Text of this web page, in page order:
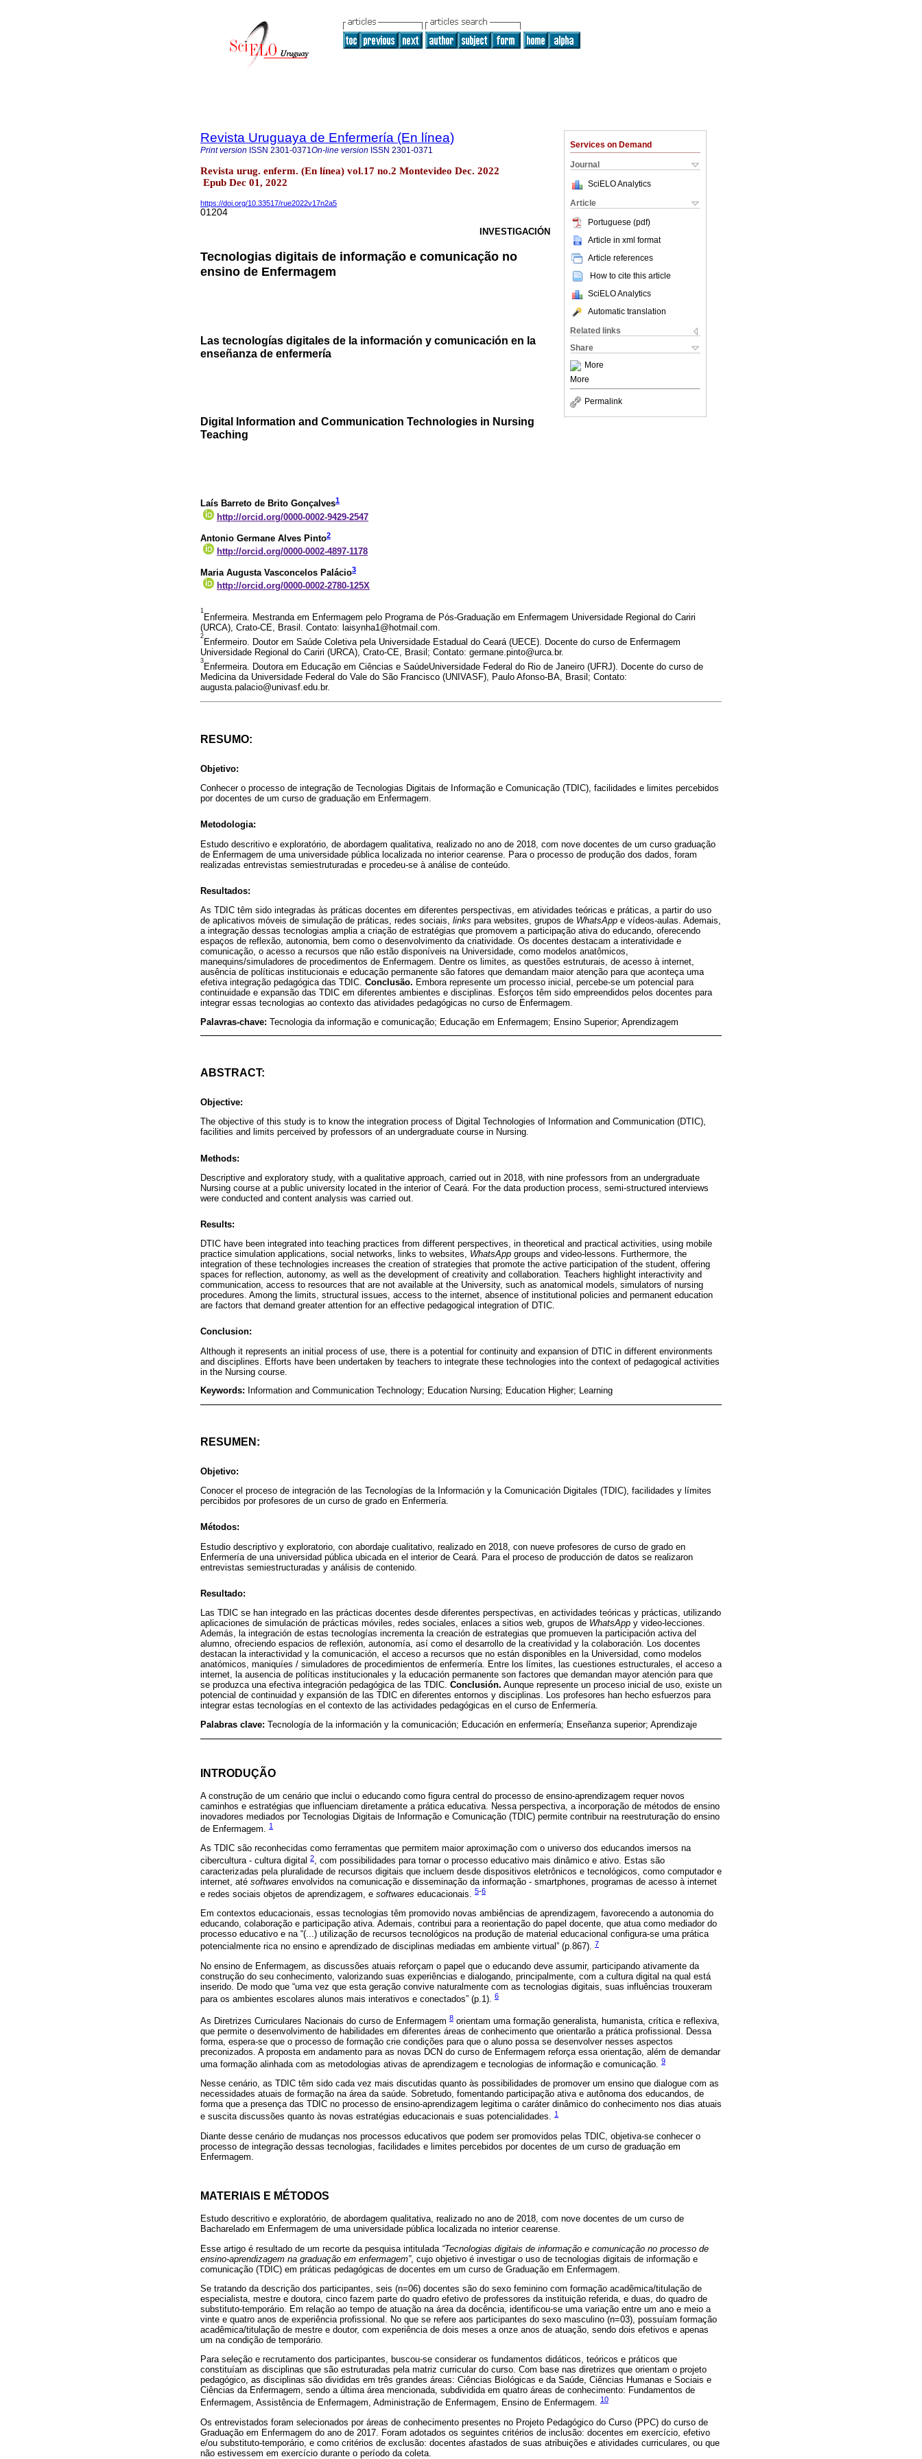
Services on Demand
Journal
SciELO Analytics
Article
Portuguese (pdf)
Article in xml format
Article references
How to cite this article
SciELO Analytics
Automatic translation
Related links
Share
More
More
Permalink
Revista Uruguaya de Enfermería (En línea)
Print version ISSN 2301-0371On-line version ISSN 2301-0371
Revista urug. enferm. (En línea) vol.17 no.2 Montevideo Dec. 2022
Epub Dec 01, 2022
https://doi.org/10.33517/rue2022v17n2a5
01204
INVESTIGACIÓN
Tecnologias digitais de informação e comunicação no
ensino de Enfermagem
Las tecnologías digitales de la información y comunicación en la
enseñanza de enfermería
Digital Information and Communication Technologies in Nursing
Teaching
Laís Barreto de Brito Gonçalves1
http://orcid.org/0000-0002-9429-2547
Antonio Germane Alves Pinto2
http://orcid.org/0000-0002-4897-1178
Maria Augusta Vasconcelos Palácio3
http://orcid.org/0000-0002-2780-125X
1
Enfermeira. Mestranda em Enfermagem pelo Programa de Pós-Graduação em Enfermagem Universidade Regional do Cariri
(URCA), Crato-CE, Brasil. Contato: laisynha1@hotmail.com.
2
Enfermeiro. Doutor em Saúde Coletiva pela Universidade Estadual do Ceará (UECE). Docente do curso de Enfermagem
Universidade Regional do Cariri (URCA), Crato-CE, Brasil; Contato: germane.pinto@urca.br.
3
Enfermeira. Doutora em Educação em Ciências e SaúdeUniversidade Federal do Rio de Janeiro (UFRJ). Docente do curso de
Medicina da Universidade Federal do Vale do São Francisco (UNIVASF), Paulo Afonso-BA, Brasil; Contato:
augusta.palacio@univasf.edu.br.
RESUMO:
Objetivo:
Conhecer o processo de integração de Tecnologias Digitais de Informação e Comunicação (TDIC), facilidades e limites percebidos
por docentes de um curso de graduação em Enfermagem.
Metodologia:
Estudo descritivo e exploratório, de abordagem qualitativa, realizado no ano de 2018, com nove docentes de um curso graduação
de Enfermagem de uma universidade pública localizada no interior cearense. Para o processo de produção dos dados, foram
realizadas entrevistas semiestruturadas e procedeu-se à análise de conteúdo.
Resultados:
As TDIC têm sido integradas às práticas docentes em diferentes perspectivas, em atividades teóricas e práticas, a partir do uso
de aplicativos móveis de simulação de práticas, redes sociais, links para websites, grupos de WhatsApp e vídeos-aulas. Ademais,
a integração dessas tecnologias amplia a criação de estratégias que promovem a participação ativa do educando, oferecendo
espaços de reflexão, autonomia, bem como o desenvolvimento da criatividade. Os docentes destacam a interatividade e
comunicação, o acesso a recursos que não estão disponíveis na Universidade, como modelos anatômicos,
manequins/simuladores de procedimentos de Enfermagem. Dentre os limites, as questões estruturais, de acesso à internet,
ausência de políticas institucionais e educação permanente são fatores que demandam maior atenção para que aconteça uma
efetiva integração pedagógica das TDIC. Conclusão. Embora represente um processo inicial, percebe-se um potencial para
continuidade e expansão das TDIC em diferentes ambientes e disciplinas. Esforços têm sido empreendidos pelos docentes para
integrar essas tecnologias ao contexto das atividades pedagógicas no curso de Enfermagem.
Palavras-chave: Tecnologia da informação e comunicação; Educação em Enfermagem; Ensino Superior; Aprendizagem
ABSTRACT:
Objective:
The objective of this study is to know the integration process of Digital Technologies of Information and Communication (DTIC),
facilities and limits perceived by professors of an undergraduate course in Nursing.
Methods:
Descriptive and exploratory study, with a qualitative approach, carried out in 2018, with nine professors from an undergraduate
Nursing course at a public university located in the interior of Ceará. For the data production process, semi-structured interviews
were conducted and content analysis was carried out.
Results:
DTIC have been integrated into teaching practices from different perspectives, in theoretical and practical activities, using mobile
practice simulation applications, social networks, links to websites, WhatsApp groups and video-lessons. Furthermore, the
integration of these technologies increases the creation of strategies that promote the active participation of the student, offering
spaces for reflection, autonomy, as well as the development of creativity and collaboration. Teachers highlight interactivity and
communication, access to resources that are not available at the University, such as anatomical models, simulators of nursing
procedures. Among the limits, structural issues, access to the internet, absence of institutional policies and permanent education
are factors that demand greater attention for an effective pedagogical integration of DTIC.
Conclusion:
Although it represents an initial process of use, there is a potential for continuity and expansion of DTIC in different environments
and disciplines. Efforts have been undertaken by teachers to integrate these technologies into the context of pedagogical activities
in the Nursing course.
Keywords: Information and Communication Technology; Education Nursing; Education Higher; Learning
RESUMEN:
Objetivo:
Conocer el proceso de integración de las Tecnologías de la Información y la Comunicación Digitales (TDIC), facilidades y límites
percibidos por profesores de un curso de grado en Enfermería.
Métodos:
Estudio descriptivo y exploratorio, con abordaje cualitativo, realizado en 2018, con nueve profesores de curso de grado en
Enfermería de una universidad pública ubicada en el interior de Ceará. Para el proceso de producción de datos se realizaron
entrevistas semiestructuradas y análisis de contenido.
Resultado:
Las TDIC se han integrado en las prácticas docentes desde diferentes perspectivas, en actividades teóricas y prácticas, utilizando
aplicaciones de simulación de prácticas móviles, redes sociales, enlaces a sitios web, grupos de WhatsApp y video-lecciones.
Además, la integración de estas tecnologías incrementa la creación de estrategias que promueven la participación activa del
alumno, ofreciendo espacios de reflexión, autonomía, así como el desarrollo de la creatividad y la colaboración. Los docentes
destacan la interactividad y la comunicación, el acceso a recursos que no están disponibles en la Universidad, como modelos
anatómicos, maniquíes / simuladores de procedimientos de enfermería. Entre los límites, las cuestiones estructurales, el acceso a
internet, la ausencia de políticas institucionales y la educación permanente son factores que demandan mayor atención para que
se produzca una efectiva integración pedagógica de las TDIC. Conclusión. Aunque represente un proceso inicial de uso, existe un
potencial de continuidad y expansión de las TDIC en diferentes entornos y disciplinas. Los profesores han hecho esfuerzos para
integrar estas tecnologías en el contexto de las actividades pedagógicas en el curso de Enfermería.
Palabras clave: Tecnología de la información y la comunicación; Educación en enfermería; Enseñanza superior; Aprendizaje
INTRODUÇÃO
A construção de um cenário que inclui o educando como figura central do processo de ensino-aprendizagem requer novos
caminhos e estratégias que influenciam diretamente a prática educativa. Nessa perspectiva, a incorporação de métodos de ensino
inovadores mediados por Tecnologias Digitais de Informação e Comunicação (TDIC) permite contribuir na reestruturação do ensino
de Enfermagem. 1
As TDIC são reconhecidas como ferramentas que permitem maior aproximação com o universo dos educandos imersos na
cibercultura - cultura digital 2, com possibilidades para tornar o processo educativo mais dinâmico e ativo. Estas são
caracterizadas pela pluralidade de recursos digitais que incluem desde dispositivos eletrônicos e tecnológicos, como computador e
internet, até softwares envolvidos na comunicação e disseminação da informação - smartphones, programas de acesso à internet
e redes sociais objetos de aprendizagem, e softwares educacionais. 5-6
Em contextos educacionais, essas tecnologias têm promovido novas ambiências de aprendizagem, favorecendo a autonomia do
educando, colaboração e participação ativa. Ademais, contribui para a reorientação do papel docente, que atua como mediador do
processo educativo e na “(...) utilização de recursos tecnológicos na produção de material educacional configura-se uma prática
potencialmente rica no ensino e aprendizado de disciplinas mediadas em ambiente virtual” (p.867). 7
No ensino de Enfermagem, as discussões atuais reforçam o papel que o educando deve assumir, participando ativamente da
construção do seu conhecimento, valorizando suas experiências e dialogando, principalmente, com a cultura digital na qual está
inserido. De modo que “uma vez que esta geração convive naturalmente com as tecnologias digitais, suas influências trouxeram
para os ambientes escolares alunos mais interativos e conectados” (p.1). 6
As Diretrizes Curriculares Nacionais do curso de Enfermagem 8 orientam uma formação generalista, humanista, crítica e reflexiva,
que permite o desenvolvimento de habilidades em diferentes áreas de conhecimento que orientarão a prática profissional. Dessa
forma, espera-se que o processo de formação crie condições para que o aluno possa se desenvolver nesses aspectos
preconizados. A proposta em andamento para as novas DCN do curso de Enfermagem reforça essa orientação, além de demandar
uma formação alinhada com as metodologias ativas de aprendizagem e tecnologias de informação e comunicação. 9
Nesse cenário, as TDIC têm sido cada vez mais discutidas quanto às possibilidades de promover um ensino que dialogue com as
necessidades atuais de formação na área da saúde. Sobretudo, fomentando participação ativa e autônoma dos educandos, de
forma que a presença das TDIC no processo de ensino-aprendizagem legitima o caráter dinâmico do conhecimento nos dias atuais
e suscita discussões quanto às novas estratégias educacionais e suas potencialidades. 1
Diante desse cenário de mudanças nos processos educativos que podem ser promovidos pelas TDIC, objetiva-se conhecer o
processo de integração dessas tecnologias, facilidades e limites percebidos por docentes de um curso de graduação em
Enfermagem.
MATERIAIS E MÉTODOS
Estudo descritivo e exploratório, de abordagem qualitativa, realizado no ano de 2018, com nove docentes de um curso de
Bacharelado em Enfermagem de uma universidade pública localizada no interior cearense.
Esse artigo é resultado de um recorte da pesquisa intitulada “Tecnologias digitais de informação e comunicação no processo de
ensino-aprendizagem na graduação em enfermagem”, cujo objetivo é investigar o uso de tecnologias digitais de informação e
comunicação (TDIC) em práticas pedagógicas de docentes em um curso de Graduação em Enfermagem.
Se tratando da descrição dos participantes, seis (n=06) docentes são do sexo feminino com formação acadêmica/titulação de
especialista, mestre e doutora, cinco fazem parte do quadro efetivo de professores da instituição referida, e duas, do quadro de
substituto-temporário. Em relação ao tempo de atuação na área da docência, identificou-se uma variação entre um ano e meio a
vinte e quatro anos de experiência profissional. No que se refere aos participantes do sexo masculino (n=03), possuíam formação
acadêmica/titulação de mestre e doutor, com experiência de dois meses a onze anos de atuação, sendo dois efetivos e apenas
um na condição de temporário.
Para seleção e recrutamento dos participantes, buscou-se considerar os fundamentos didáticos, teóricos e práticos que
constituíam as disciplinas que são estruturadas pela matriz curricular do curso. Com base nas diretrizes que orientam o projeto
pedagógico, as disciplinas são divididas em três grandes áreas: Ciências Biológicas e da Saúde, Ciências Humanas e Sociais e
Ciências da Enfermagem, sendo a última área mencionada, subdividida em quatro áreas de conhecimento: Fundamentos de
Enfermagem, Assistência de Enfermagem, Administração de Enfermagem, Ensino de Enfermagem. 10
Os entrevistados foram selecionados por áreas de conhecimento presentes no Projeto Pedagógico do Curso (PPC) do curso de
Graduação em Enfermagem do ano de 2017. Foram adotados os seguintes critérios de inclusão: docentes em exercício, efetivo
e/ou substituto-temporário, e como critérios de exclusão: docentes afastados de suas atribuições e atividades curriculares, ou que
não estivessem em exercício durante o período da coleta.